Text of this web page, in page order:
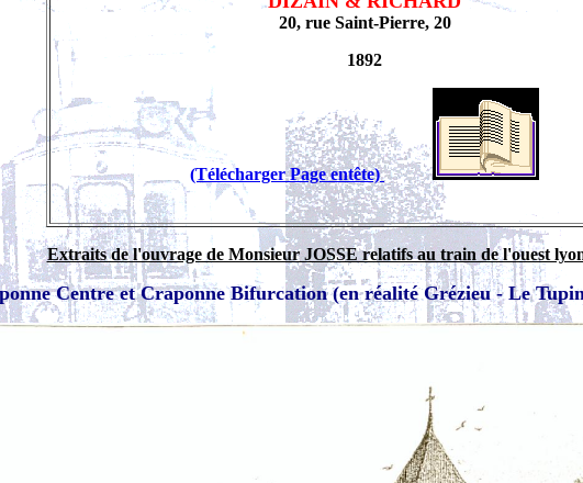
20, rue Saint-Pierre, 20
1892
(Télécharger Page entête)
Extraits de l'ouvrage de Monsieur JOSSE relatifs au train de l'ouest
Centre et Craponne Bifurcation (en réalité Grézieu - Le